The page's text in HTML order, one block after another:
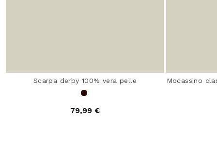
Scarpa derby 100% vera pelle
79,99 €
Mocassino